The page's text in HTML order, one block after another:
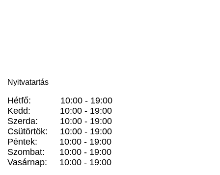
Nyitvatartás
Hétfő: 10:00 - 19:00
Kedd: 10:00 - 19:00
Szerda: 10:00 - 19:00
Csütörtök: 10:00 - 19:00
Péntek: 10:00 - 19:00
Szombat: 10:00 - 19:00
Vasárnap: 10:00 - 19:00